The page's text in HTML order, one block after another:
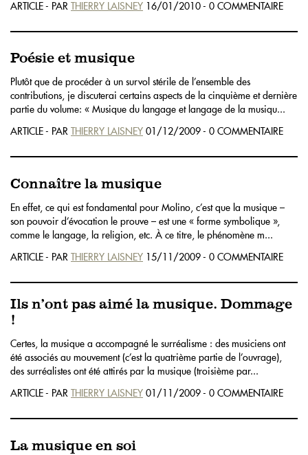
ARTICLE - PAR THIERRY LAISNEY 16/01/2010 - 0 COMMENTAIRE
Poésie et musique
Plutôt que de procéder à un survol stérile de l’ensemble des
contributions, je discuterai certains aspects de la cinquième et dernière
partie du volume: « Musique du langage et langage de la musiqu...
ARTICLE - PAR THIERRY LAISNEY 01/12/2009 - 0 COMMENTAIRE
Connaître la musique
En effet, ce qui est fondamental pour Molino, c’est que la musique –
son pouvoir d’évocation le prouve – est une « forme symbolique »,
comme le langage, la religion, etc. À ce titre, le phénomène m...
ARTICLE - PAR THIERRY LAISNEY 15/11/2009 - 0 COMMENTAIRE
Ils n’ont pas aimé la musique. Dommage
!
Certes, la musique a accompagné le surréalisme : des musiciens ont
été associés au mouvement (c’est la quatrième partie de l’ouvrage),
des surréalistes ont été attirés par la musique (troisième par...
ARTICLE - PAR THIERRY LAISNEY 01/11/2009 - 0 COMMENTAIRE
La musique en soi